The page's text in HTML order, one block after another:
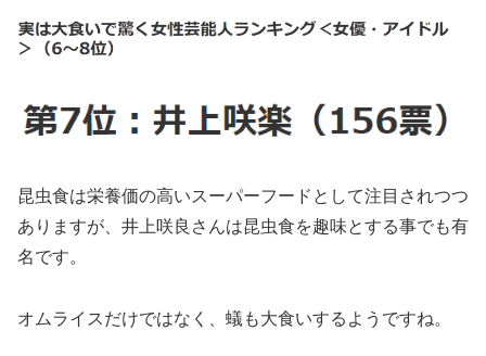
昆虫食は栄養価の高いスーパーフードとして注目されつつ
ありますが、井上咲良さんは昆虫食を趣味とする事でも有
名です。
オムライスだけではなく、蟻も大食いするようですね。